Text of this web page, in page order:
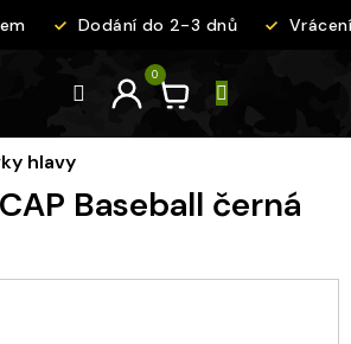
Dodání do 2-3 dnů
hlavy
Baseball černá